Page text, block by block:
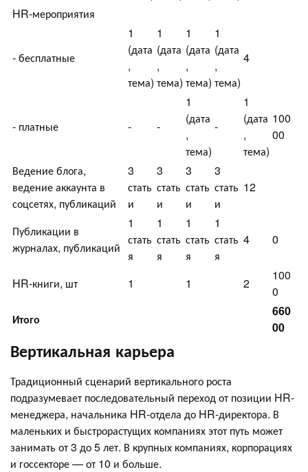
HR-мероприятия
- бесплатные
1
(дата
,
тема)
1
(дата
,
тема)
1
(дата
,
тема)
1
(дата
,
тема)
4
- платные - -
1
(дата
,
тема)
-
1
(дата
,
тема)
100
00
Ведение блога,
ведение аккаунта в
соцсетях, публикаций
3
стать
и
3
стать
и
3
стать
и
3
стать
и
12
Публикации в
журналах, публикаций
1
стать
я
1
стать
я
1
стать
я
1
стать
я
4 0
HR-книги, шт 1 1 2
100
0
Итого
660
00
Вертикальная карьера
Традиционный сценарий вертикального роста
подразумевает последовательный переход от позиции HR-
менеджера, начальника HR-отдела до HR-директора. В
маленьких и быстрорастущих компаниях этот путь может
занимать от 3 до 5 лет. В крупных компаниях, корпорациях
и госсекторе — от 10 и больше.